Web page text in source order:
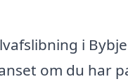
i
om du har